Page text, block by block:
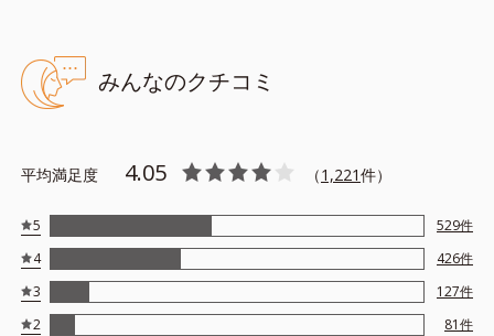
みんなのクチコミ
平均満足度 4.05 （1,221件）
5 529件
4
426件
3
127件
2
81件